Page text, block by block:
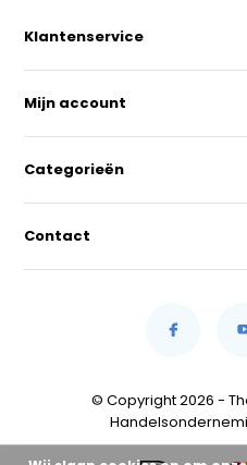
Klantenservice
Mijn account
Categorieën
Contact
© Copyright 2026 -